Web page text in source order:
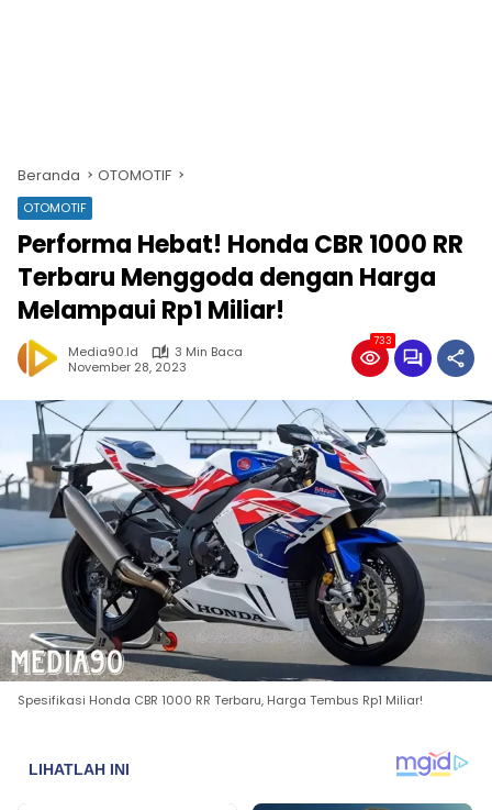
Beranda OTOMOTIF
OTOMOTIF
Performa Hebat! Honda CBR 1000 RR
Terbaru Menggoda dengan Harga
Melampaui Rp1 Miliar!
Media90.id
3 Min Baca
November 28, 2023
733
Spesifikasi Honda CBR 1000 RR Terbaru, Harga Tembus Rp1 Miliar!